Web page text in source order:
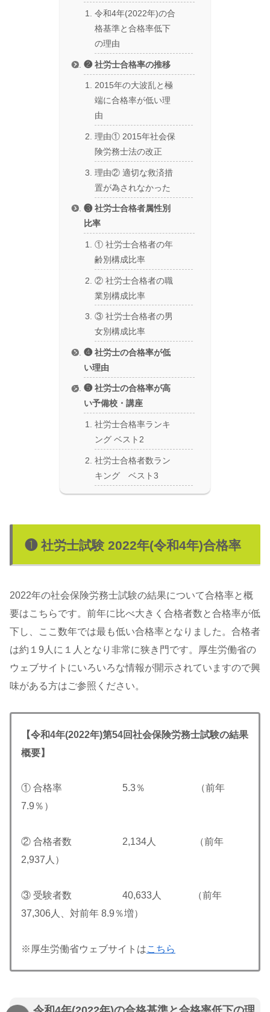
令和4年(2022年)の合
格基準と合格率低下
の理由
❷ 社労士合格率の推移
2015年の大波乱と極
端に合格率が低い理
由
理由① 2015年社会保
険労務士法の改正
理由② 適切な救済措
置が為されなかった
❸ 社労士合格者属性別
比率
① 社労士合格者の年
齢別構成比率
② 社労士合格者の職
業別構成比率
③ 社労士合格者の男
女別構成比率
❹ 社労士の合格率が低
い理由
❺ 社労士の合格率が高
い予備校・講座
社労士合格率ランキ
ング ベスト2
社労士合格者数ラン
キング ベスト3
❶ 社労士試験 2022年(令和4年)合格率
2022年の社会保険労務士試験の結果について合格率と概
要はこちらです。前年に比べ大きく合格者数と合格率が低
下し、ここ数年では最も低い合格率となりました。合格者
は約１9人に１人となり非常に狭き門です。厚生労働省の
ウェブサイトにいろいろな情報が開示されていますので興
味がある方はご参照ください。
【令和4年(2022年)第54回社会保険労務士試験の結果
概要】
① 合格率 5.3％ （前年
7.9％）
② 合格者数 2,134人 （前年
2,937人）
③ 受験者数 40,633人 （前年
37,306人、対前年 8.9％増）
※厚生労働省ウェブサイトはこちら